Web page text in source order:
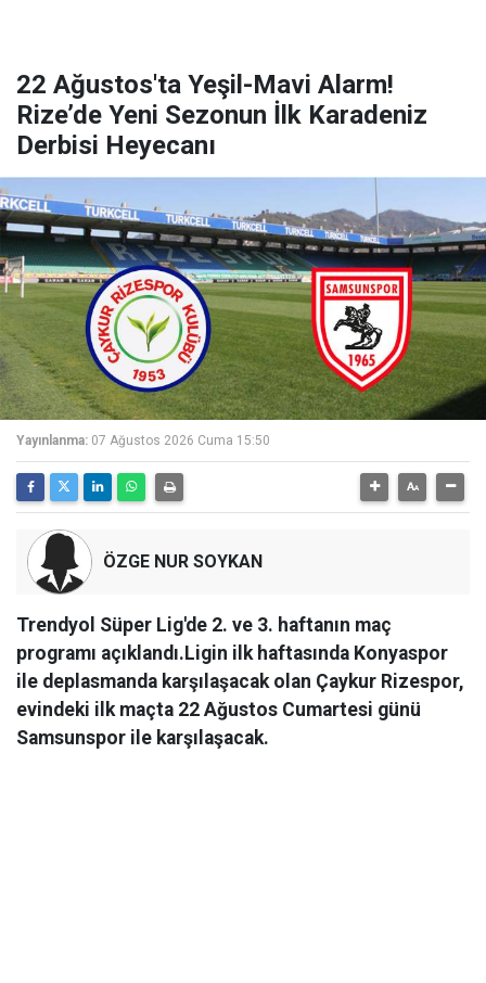
22 Ağustos'ta Yeşil-Mavi Alarm!
Rize’de Yeni Sezonun İlk Karadeniz
Derbisi Heyecanı
Yayınlanma: 07 Ağustos 2026 Cuma 15:50
ÖZGE NUR SOYKAN
Trendyol Süper Lig'de 2. ve 3. haftanın maç
programı açıklandı.Ligin ilk haftasında Konyaspor
ile deplasmanda karşılaşacak olan Çaykur Rizespor,
evindeki ilk maçta 22 Ağustos Cumartesi günü
Samsunspor ile karşılaşacak.